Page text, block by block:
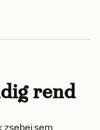
rend
zsebei sem